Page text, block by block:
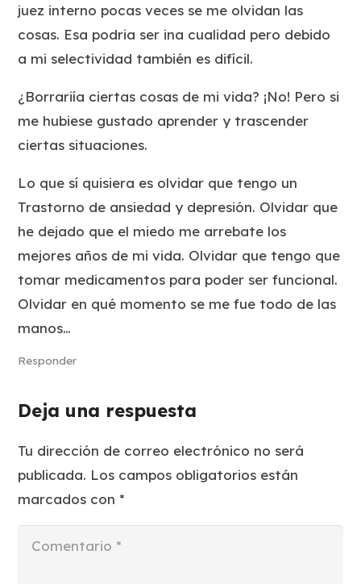
juez interno pocas veces se me olvidan las
cosas. Esa podria ser ina cualidad pero debido
a mi selectividad también es difícil.
¿Borrariía ciertas cosas de mi vida? ¡No! Pero si
me hubiese gustado aprender y trascender
ciertas situaciones.
Lo que sí quisiera es olvidar que tengo un
Trastorno de ansiedad y depresión. Olvidar que
he dejado que el miedo me arrebate los
mejores años de mi vida. Olvidar que tengo que
tomar medicamentos para poder ser funcional.
Olvidar en qué momento se me fue todo de las
manos…
Responder
Deja una respuesta
Tu dirección de correo electrónico no será
publicada. Los campos obligatorios están
marcados con*